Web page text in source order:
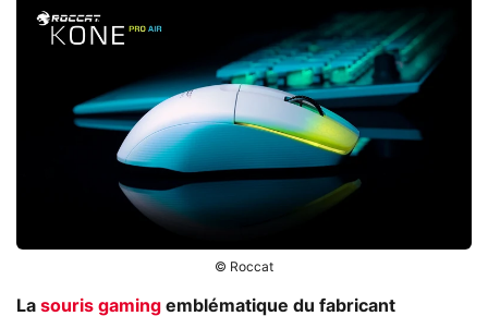
© Roccat
La souris gaming emblématique du fabricant